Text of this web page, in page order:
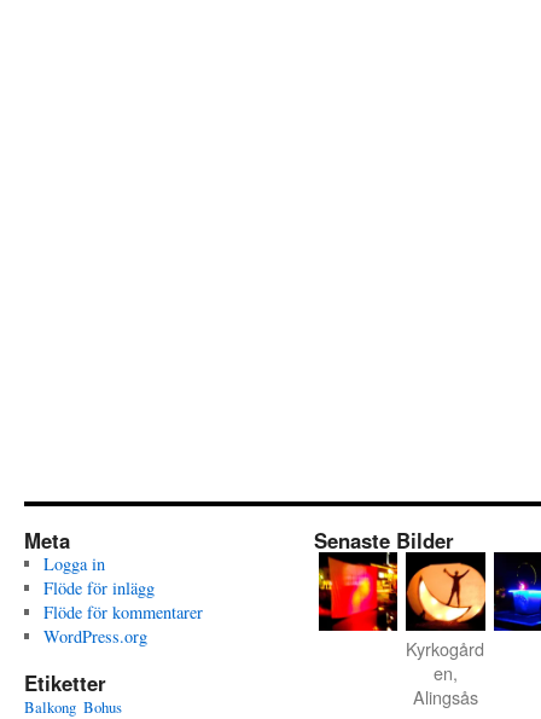
Meta
Logga in
Flöde för inlägg
Flöde för kommentarer
WordPress.org
Etiketter
Balkong Bohus
Senaste Bilder
Kyrkogård
en,
Alingsås